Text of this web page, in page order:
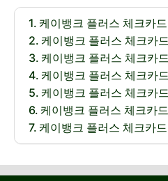
케이뱅크 플러스 체크카
케이뱅크 플러스 체크카
케이뱅크 플러스 체크카
케이뱅크 플러스 체크카
케이뱅크 플러스 체크카
케이뱅크 플러스 체크카
케이뱅크 플러스 체크카